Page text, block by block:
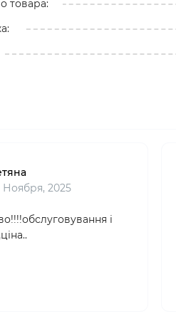
товара:
Ноября, 2025
і